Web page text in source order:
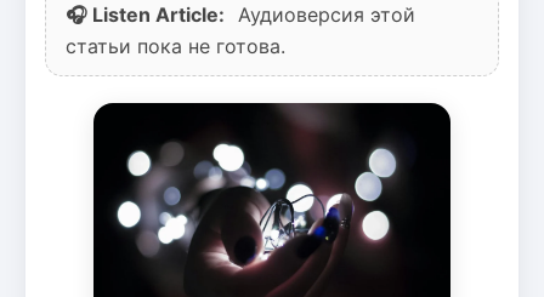
🎧 Listen Article:
Аудиоверсия этой
статьи пока не готова.